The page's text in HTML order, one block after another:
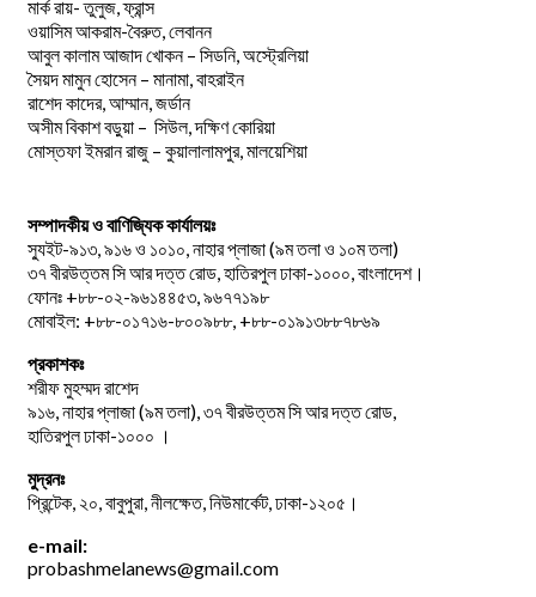
মার্ক রায়- তুলুজ, ফ্রান্স
ওয়াসিম আকরাম-বৈরুত, লেবানন
আবুল কালাম আজাদ খোকন – সিডনি, অস্ট্রেলিয়া
সৈয়দ মামুন হোসেন – মানামা, বাহরাইন
রাশেদ কাদের, আম্মান, জর্ডান
অসীম বিকাশ বড়ুয়া – সিউল, দক্ষিণ কোরিয়া
মোস্তফা ইমরান রাজু – কুয়ালালামপুর, মালয়েশিয়া
সম্পাদকীয় ও বাণিজ্যিক কার্যালয়ঃ
স্যুইট-৯১৩, ৯১৬ ও ১০১০, নাহার প্লাজা (৯ম তলা ও ১০ম তলা)
৩৭ বীরউত্তম সি আর দত্ত রোড, হাতিরপুল ঢাকা-১০০০, বাংলাদেশ।
ফোনঃ +৮৮-০২-৯৬১৪৪৫৩, ৯৬৭৭১৯৮
মোবাইল: +৮৮-০১৭১৬-৮০০৯৮৮, +৮৮-০১৯১৩৮৮৭৮৬৯
প্রকাশকঃ
শরীফ মুহম্মদ রাশেদ
৯১৬, নাহার প্লাজা (৯ম তলা), ৩৭ বীরউত্তম সি আর দত্ত রোড,
হাতিরপুল ঢাকা-১০০০ ।
মুদ্রনঃ
প্রিন্টেক, ২০, বাবুপুরা, নীলক্ষেত, নিউমার্কেট, ঢাকা-১২০৫।
e-mail:
probashmelanews@gmail.com